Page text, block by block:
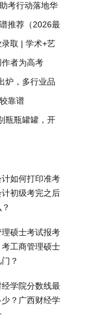
考行动落地华
推荐（2026最
取 | 学术+艺
者为高考
炉，多行业品
靠谱
瓶瓶罐罐，开
如何打印准考
初级考完之后
理硕士考试报考
工商管理硕士
？
经学院分数线最
？广西财经学